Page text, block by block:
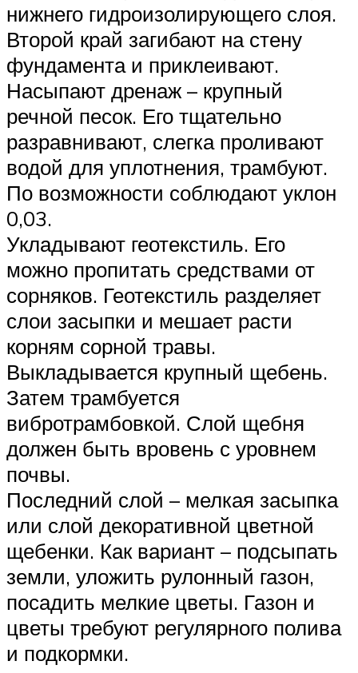
нижнего гидроизолирующего слоя.
Второй край загибают на стену
фундамента и приклеивают.
Насыпают дренаж – крупный
речной песок. Его тщательно
разравнивают, слегка проливают
водой для уплотнения, трамбуют.
По возможности соблюдают уклон
0,03.
Укладывают геотекстиль. Его
можно пропитать средствами от
сорняков. Геотекстиль разделяет
слои засыпки и мешает расти
корням сорной травы.
Выкладывается крупный щебень.
Затем трамбуется
вибротрамбовкой. Слой щебня
должен быть вровень с уровнем
почвы.
Последний слой – мелкая засыпка
или слой декоративной цветной
щебенки. Как вариант – подсыпать
земли, уложить рулонный газон,
посадить мелкие цветы. Газон и
цветы требуют регулярного полива
и подкормки.